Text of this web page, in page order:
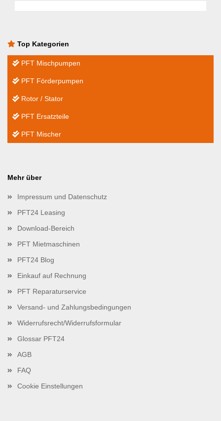
Top Kategorien
PFT Mischpumpen
PFT Förderpumpen
Rotor / Stator
PFT Ersatzteile
PFT Mischer
Mehr über
Impressum und Datenschutz
PFT24 Leasing
Download-Bereich
PFT Mietmaschinen
PFT24 Blog
Einkauf auf Rechnung
PFT Reparaturservice
Versand- und Zahlungsbedingungen
Widerrufsrecht/Widerrufsformular
Glossar PFT24
AGB
FAQ
Cookie Einstellungen